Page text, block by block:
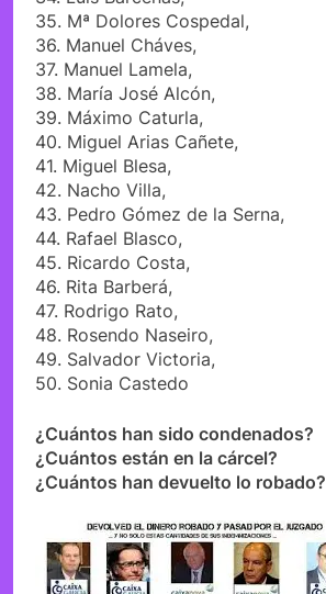
35. Mª Dolores Cospedal,
36. Manuel Cháves,
37. Manuel Lamela,
38. María José Alcón,
39. Máximo Caturla,
40. Miguel Arias Cañete,
41. Miguel Blesa,
42. Nacho Villa,
43. Pedro Gómez de la Serna,
44. Rafael Blasco,
45. Ricardo Costa,
46. Rita Barberá,
47. Rodrigo Rato,
48. Rosendo Naseiro,
49. Salvador Victoria,
50. Sonia Castedo
¿Cuántos han sido condenados?
¿Cuántos están en la cárcel?
¿Cuántos han devuelto lo robado?